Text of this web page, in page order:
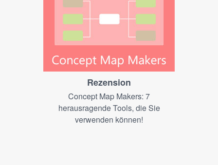
Rezension
Concept Map Makers: 7
herausragende Tools, die Sie
verwenden können!